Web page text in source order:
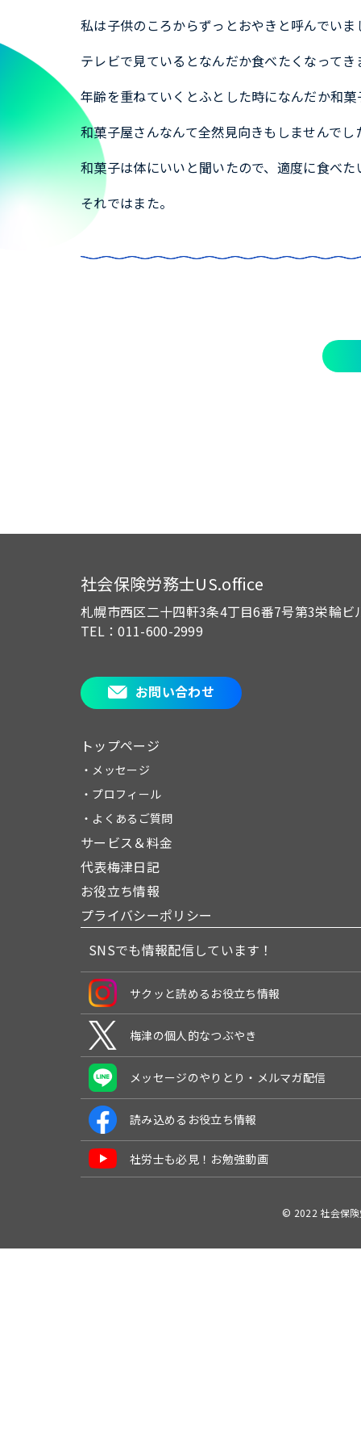
私は子供のころからずっとおやきと呼んでいま
テレビで見ているとなんだか食べたくなってき
年齢を重ねていくとふとした時になんだか和
和菓子屋さんなんて全然見向きもしませんで
和菓子は体にいいと聞いたので、適度に食べた
それではまた。
社会保険労務士US.office
札幌市西区二十四軒3条4丁目6番7号第3栄輪ビ
TEL：011-600-2999
お問い合わせ
トップページ
・メッセージ
・プロフィール
・よくあるご質問
サービス＆料金
代表梅津日記
お役立ち情報
プライバシーポリシー
SNSでも情報配信しています！
サクッと読めるお役立ち情報
梅津の個人的なつぶやき
メッセージのやりとり・メルマガ配信
読み込めるお役立ち情報
社労士も必見！お勉強動画
© 2022 社会保